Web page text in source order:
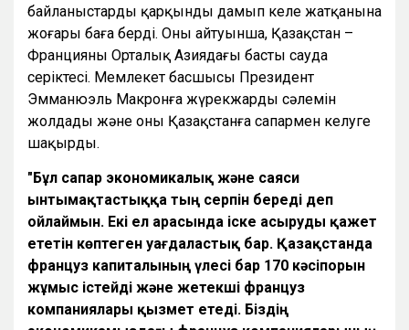
байланыстардың қарқынды дамып келе жатқанына
жоғары баға берді. Оның айтуынша, Қазақстан –
Францияның Орталық Азиядағы басты сауда
серіктесі. Мемлекет басшысы Президент
Эмманюэль Макронға жүрекжарды сәлемін
жолдады және оны Қазақстанға сапармен келуге
шақырды.
"Бұл сапар экономикалық және саяси
ынтымақтастыққа тың серпін береді деп
ойлаймын. Екі ел арасында іске асыруды қажет
ететін көптеген уағдаластық бар. Қазақстанда
француз капиталының үлесі бар 170 кәсіпорын
жұмыс істейді және жетекші француз
компаниялары қызмет етеді. Біздің